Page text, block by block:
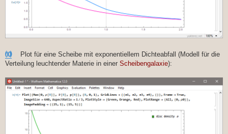
⑽Plot für eine Scheibe mit exponentiellem Dichteabfall (Modell für die
Verteilung leuchtender Materie in einer Scheibengalaxie):